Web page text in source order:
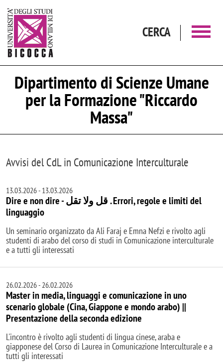
CERCA
Dipartimento di Scienze Umane
per la Formazione "Riccardo
Massa"
Avvisi del CdL in Comunicazione Interculturale
13.03.2026- 13.03.2026
Dire e non dire - قل ولا تقل . Errori, regole e limiti del
linguaggio
Un seminario organizzato da Ali Faraj e Emna Nefzi e rivolto agli
studenti di arabo del corso di studi in Comunicazione interculturale
e a tutti gli interessati
26.02.2026- 26.02.2026
Master in media, linguaggi e comunicazione in uno
scenario globale (Cina, Giappone e mondo arabo) ||
Presentazione della seconda edizione
L'incontro è rivolto agli studenti di lingua cinese, araba e
giapponese del Corso di Laurea in Comunicazione Interculturale e a
tutti gli interessati